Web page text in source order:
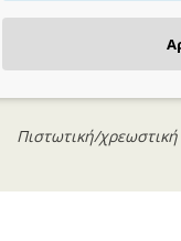
Πιστωτική/